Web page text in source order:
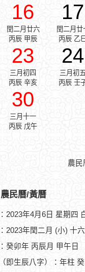
16
閏二月廿六
丙辰 甲辰
17
閏二月廿
丙辰 乙
23
三月初四
丙辰 辛亥
24
三月初
丙辰 壬
30
三月十一
丙辰 戊午
農
民曆/黃曆
2023年4月6日 星期四
2023年閏二月 (小) 十
癸卯年 丙辰月 甲午日
即生辰八字）：年柱